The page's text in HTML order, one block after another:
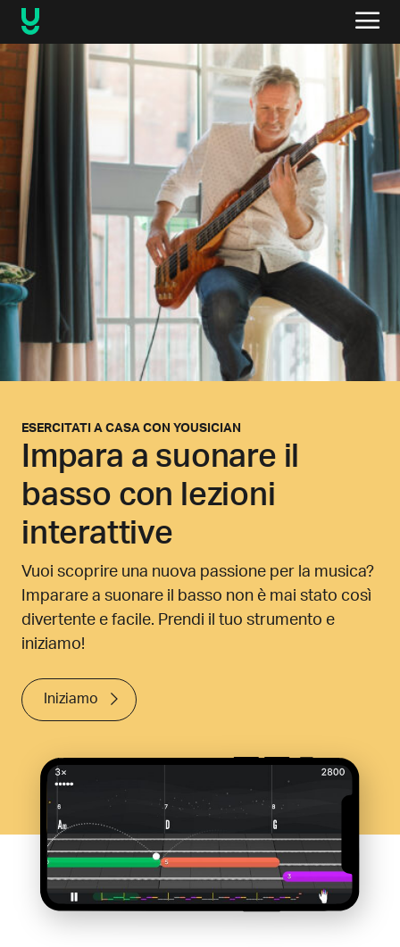
ESERCITATI A CASA CON YOUSICIAN
Impara a suonare il
basso con lezioni
interattive
Vuoi scoprire una nuova passione per la musica?
Imparare a suonare il basso non è mai stato così
divertente e facile. Prendi il tuo strumento e
iniziamo!
Iniziamo